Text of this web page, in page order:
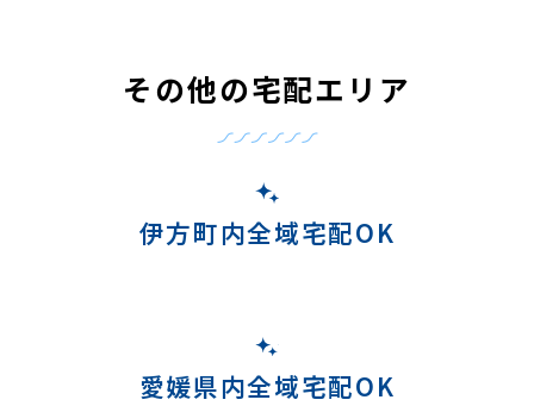
その他の宅配エリア
伊方町内全域宅配OK
愛媛県内全域宅配OK